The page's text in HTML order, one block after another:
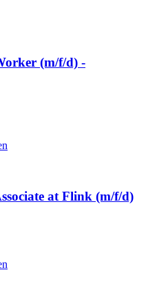
(m/f/d) -
at Flink (m/f/d)